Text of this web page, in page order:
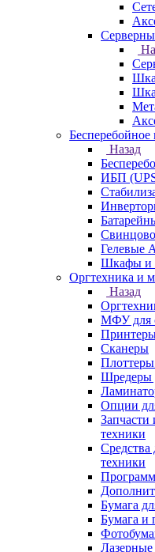
Бесперебойное
Назад
ИБП
Гелевые
Шкафы и
Оргтехника и
Назад
МФУ для
Сканеры
Шредеры
Опции
техники
Средства
техники
Бумага
Бумага и